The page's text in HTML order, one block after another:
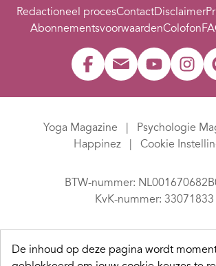
Redactioneel procesContactDisclaimer
AbonnementsvoorwaardenColofon
Yoga Magazine
Psychologie
Happinez
Cookie
BTW-nummer:
KvK-nummer: 33071833
De inhoud op deze pagina wordt